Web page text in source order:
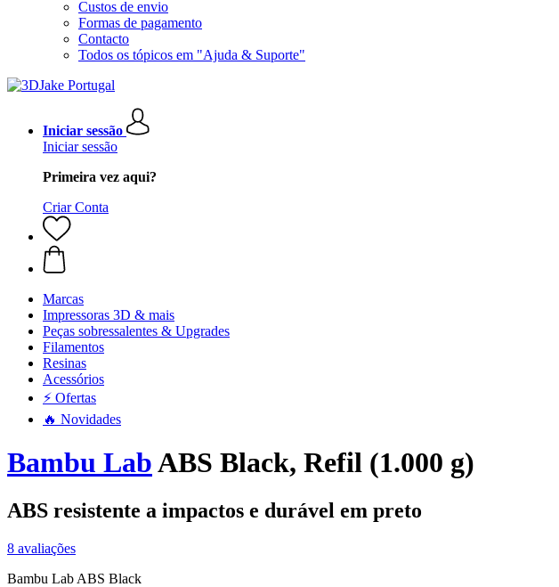
Custos de envio
Formas de pagamento
Contacto
Todos os tópicos em "Ajuda & Suporte"
Iniciar sessão
Iniciar sessão
Primeira vez aqui?
Criar Conta
Marcas
Impressoras 3D & mais
Peças sobressalentes & Upgrades
Filamentos
Resinas
Acessórios
⚡ Ofertas
🔥 Novidades
Bambu LabABS Black, Refil (1.000 g)
ABS resistente a impactos e durável em preto
8 avaliações
Bambu Lab ABS Black